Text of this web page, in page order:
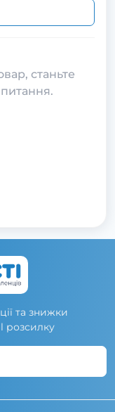
станьте
та знижки
розсилку